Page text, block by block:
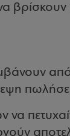
βρίσκουν
να